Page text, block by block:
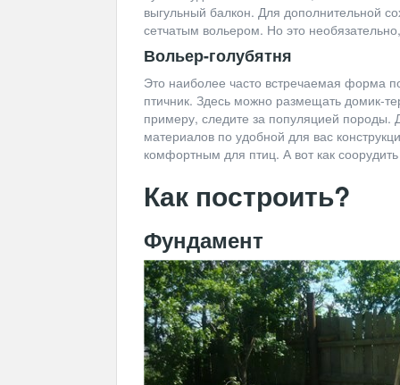
выгульный балкон. Для дополнительной
сетчатым вольером. Но это
Вольер-голубятня
Это наиболее часто встречаемая форма
птичник. Здесь можно размещать домик-
примеру, следите за популяцией
материалов по удобной для вас
комфортным для птиц. А вот как
Как построить?
Фундамент